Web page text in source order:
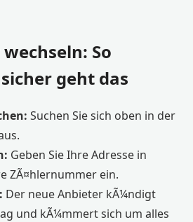
So
geht das
Suchen Sie sich oben in der
Geben Sie Ihre Adresse in
ZÃ¤hlernummer ein.
Der neue Anbieter kÃ¼ndigt
und kÃ¼mmert sich um alles